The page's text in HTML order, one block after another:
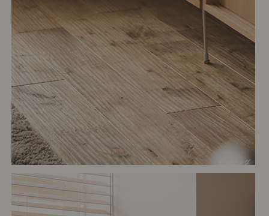
# リビング